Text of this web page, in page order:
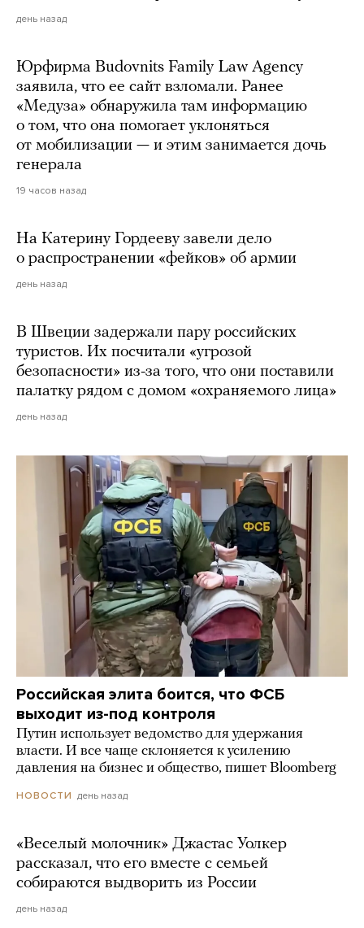
день назад
Юрфирма Budovnits Family Law Agency
заявила, что ее сайт взломали. Ранее
«Медуза» обнаружила там информацию
о том, что она помогает уклоняться
от мобилизации — и этим занимается дочь
генерала
19 часов назад
На Катерину Гордееву завели дело
о распространении «фейков» об армии
день назад
В Швеции задержали пару российских
туристов. Их посчитали «угрозой
безопасности» из-за того, что они поставили
палатку рядом с домом «охраняемого лица»
день назад
Российская элита боится, что ФСБ
выходит из-под контроля
Путин использует ведомство для удержания
власти. И все чаще склоняется к усилению
давления на бизнес и общество, пишет Bloomberg
НОВОСТИ день назад
«Веселый молочник» Джастас Уолкер
рассказал, что его вместе с семьей
собираются выдворить из России
день назад